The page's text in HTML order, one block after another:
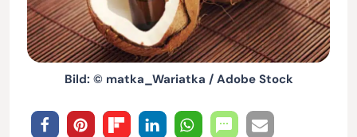
Bild: © matka_Wariatka / Adobe Stock